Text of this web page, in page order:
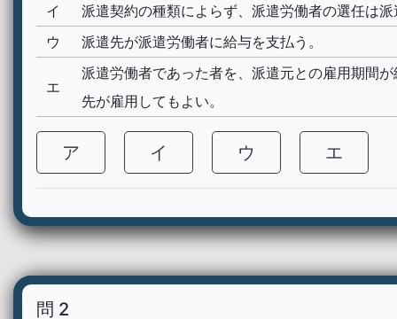
イ
派遣契約の種類によらず、派遣労働者の選任は
ウ
派遣先が派遣労働者に給与を支払う。
エ
派遣労働者であった者を、派遣元との雇用期間
先が雇用してもよい。
ア イ ウ エ
問 2